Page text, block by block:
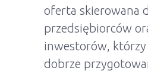
oferta skierowana
przedsiębiorców
inwestorów, którzy
dobrze